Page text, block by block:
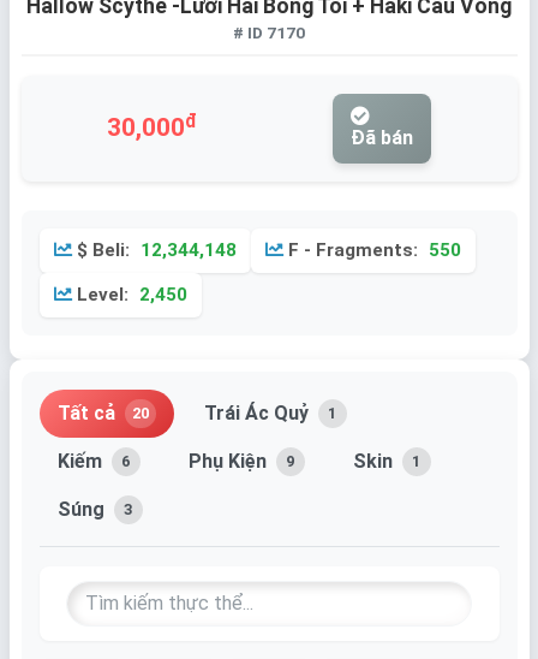
Hallow Scythe -Lưỡi Hái Bóng Tối + Haki Cầu Vồng
# ID 7170
30,000đ
Đã bán
$ Beli: 12,344,148 F - Fragments: 550
Level: 2,450
Tất cả 20 Trái Ác Quỷ 1
Kiếm 6 Phụ Kiện 9 Skin 1
Súng 3